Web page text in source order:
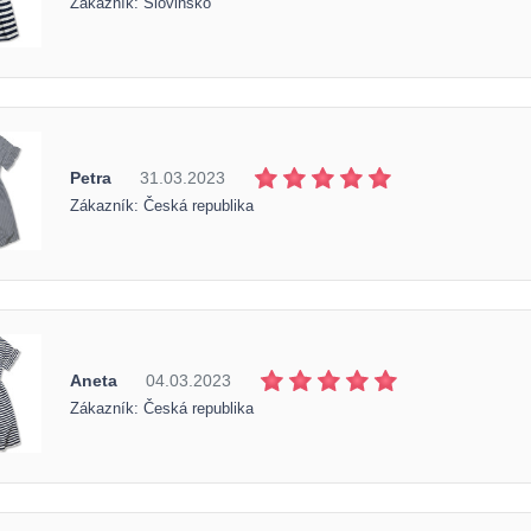
Petra 31.03.2023
Zákazník: Česká republika
Aneta 04.03.2023
Zákazník: Česká republika